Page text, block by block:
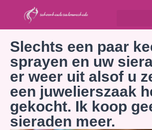
Slechts een paar
sprayen en uw
er weer uit alsof u
een juwelierszaak
gekocht. Ik koop
sieraden meer.